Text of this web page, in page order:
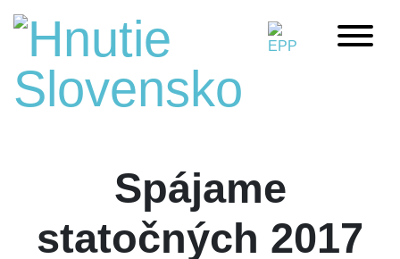
Spájame
statočných 2017